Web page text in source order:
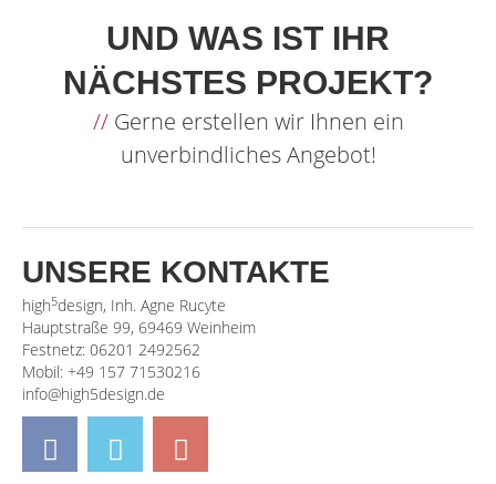
UND WAS IST IHR
NÄCHSTES PROJEKT?
//Gerne erstellen wir Ihnen ein
unverbindliches Angebot!
UNSERE KONTAKTE
high5design, Inh. Agne Rucyte
Hauptstraße 99, 69469 Weinheim
Festnetz: 06201 2492562
Mobil: +49 157 71530216
info@high5design.de